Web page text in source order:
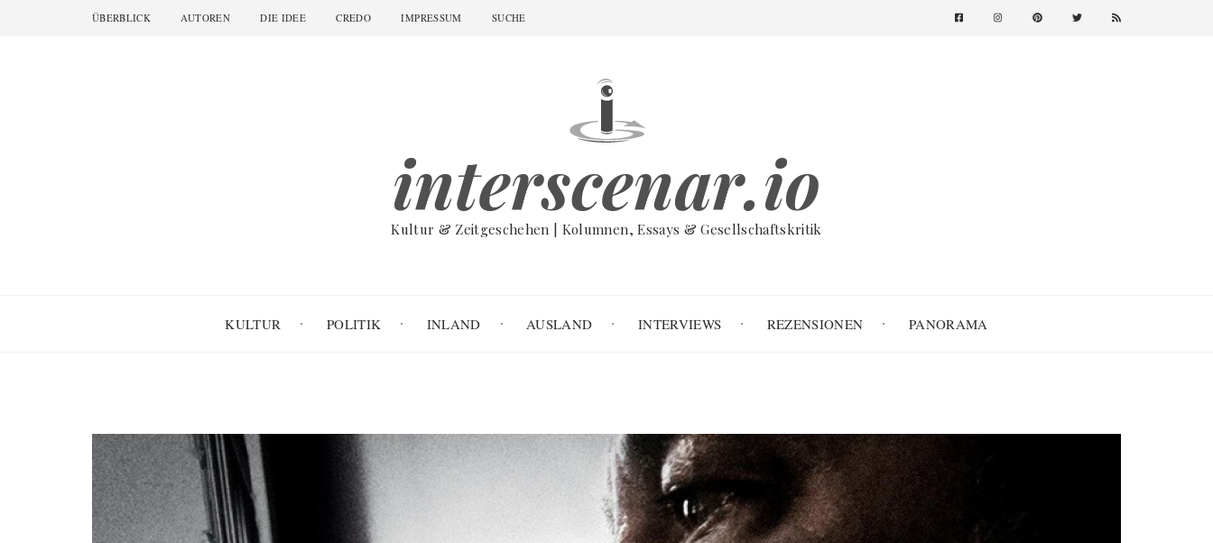
Main
ÜBERBLICK AUTOREN DIE IDEE CREDO IMPRESSUM SUCHE
interscenar.io
Kultur & Zeitgeschehen | Kolumnen, Essays & Gesellschaftskritik
KULTUR POLITIK INLAND AUSLAND INTERVIEWS REZENSIONEN PANORAMA